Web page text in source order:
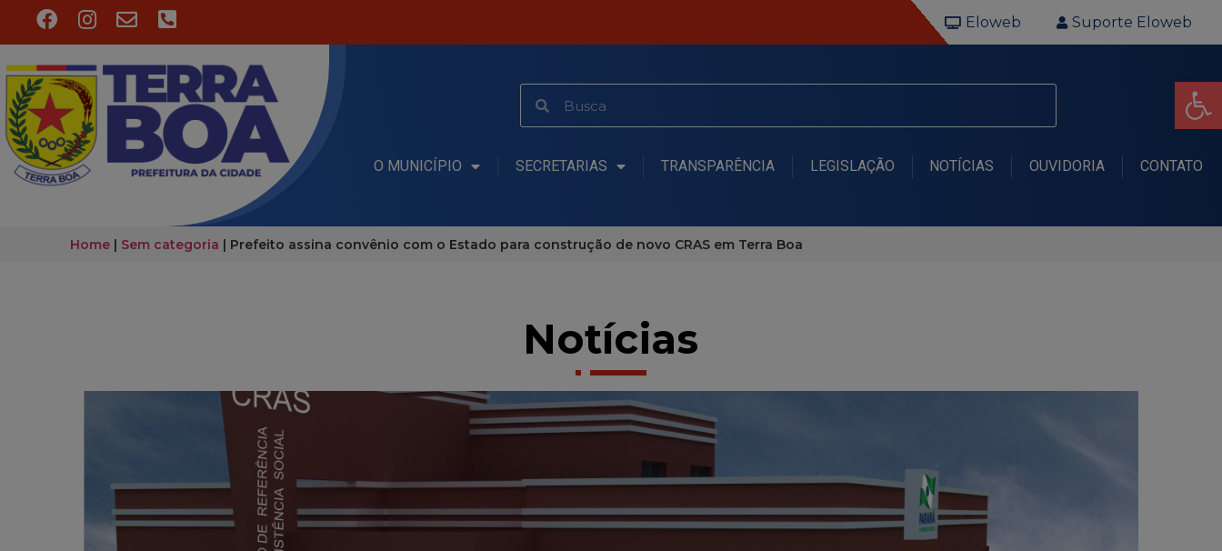
Eloweb Suporte Eloweb
O MUNICÍPIO SECRETARIAS TRANSPARÊNCIA LEGISLAÇÃO NOTÍCIAS OUVIDORIA CONTATO
Home | Sem categoria | Prefeito assina convênio com o Estado para construção de novo CRAS em Terra Boa
Notícias